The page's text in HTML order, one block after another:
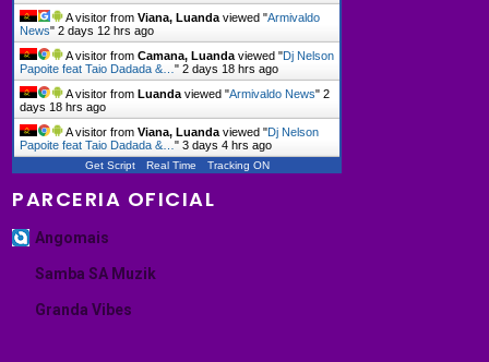
A visitor fromViana, Luanda viewed "Armivaldo
News"2 days 12 hrs ago
A visitor fromCamana, Luanda viewed "Dj Nelson
Papoite feat Taio Dadada &…"2 days 18 hrs ago
A visitor fromLuanda viewed "Armivaldo News"2
days 18 hrs ago
A visitor fromViana, Luanda viewed "Dj Nelson
Papoite feat Taio Dadada &…"3 days 4 hrs ago
Get Script Real Time Tracking ON
PARCERIA OFICIAL
Angomais
Samba SA Muzik
Granda Vibes